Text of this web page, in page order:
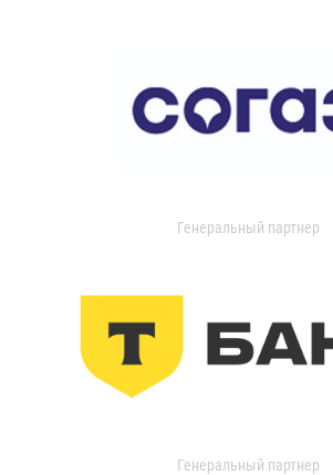
Генеральный партнер
Генеральный партнер